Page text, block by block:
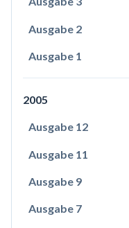
Ausgabe 2
Ausgabe 1
2005
Ausgabe 12
Ausgabe 11
Ausgabe 9
Ausgabe 7